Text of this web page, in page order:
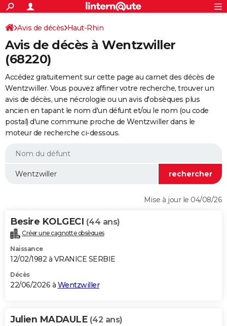
ACTUALITÉS
Politique
Société
Faits Divers
Education
Monde
Villes
+
SPORT
Coupe du monde 2026
Football
Tennis
Cyclisme
Rugby
Forum
FINANCE
Retraite
Impôts
Epargne
Immobilier
Risques naturels par ville
Banque
Assurance
Crédit
Essais
Réserver un essai
Citadines
Berlines
SUV
Forum auto
+
HIGH-TECH
Mobiles
Meilleur smartphone
Internet
Ordinateurs
Jeux vidéo
Guide high-tech
+BRICOLAGE
Forum
Aménagement intérieur
Extérieur
Cuisine
Salle de bains
Jardinage
Rangement
WEEK-END
Guides de France
Escapades
Patrimoine
Expositions
Musées
Week-end nature
LIFESTYLE
Alimentation
Guide de la santé
Maladies
Médicaments
Sommeil
VOYAGE
Destinations
City break
Voyage nature
Voyage de noces
Forum
Climat
+PHOTO
GUIDES D'ACHAT
BONS PLANS
Carte de Noël
Carte Bonne année
Carte Saint-Valentin
Carte Pâques
Carte d'anniversaire
DICTIONNAIRE
S'inscrire
Connexion
Avis de décès Haut-Rhin
Avis de décès à Wentzwiller
(68220)
Accédez gratuitement sur cette page au carnet des décès de
Wentzwiller. Vous pouvez affiner votre recherche, trouver un
avis de décès, une nécrologie ou un avis d'obsèques plus
ancien en tapant le nom d'un défunt et/ou le nom (ou code
postal) d'une commune proche de Wentzwiller dans le
moteur de recherche ci-dessous.
Mise à jour le 04/08/26
Besire KOLGECI (44 ans)
Créer une cagnotte obsèques
Naissance
12/02/1982 à VRANICE SERBIE
Décès
22/06/2026 à Wentzwiller
Julien MADAULE (42 ans)